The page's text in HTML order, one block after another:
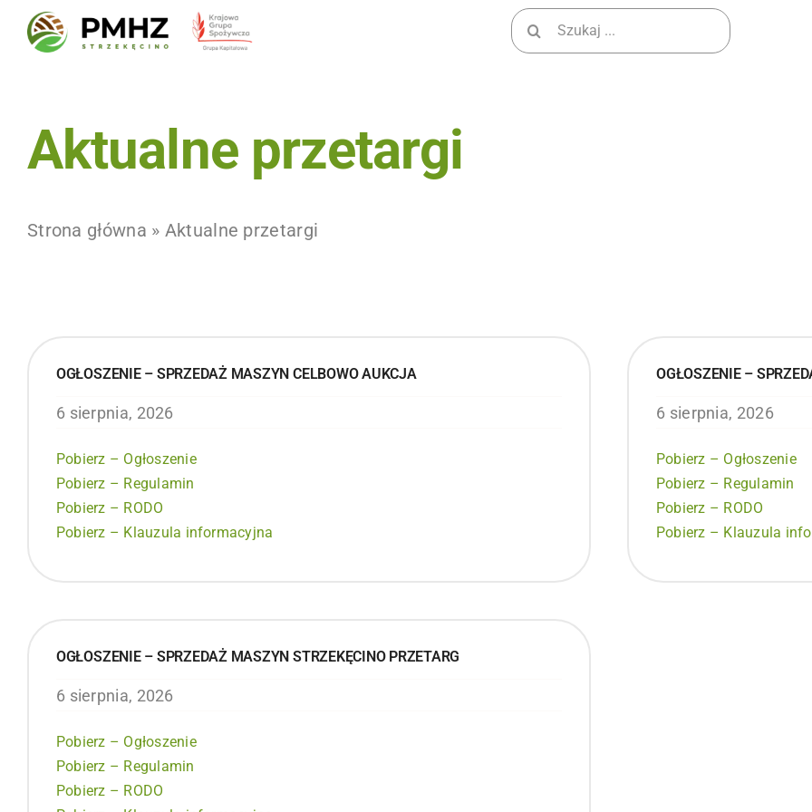
Skip
Wyszukiwanie
dla:
Aktualne przetargi
Strona główna » Aktualne przetargi
OGŁOSZENIE – SPRZEDAŻ MASZYN CELBOWO AUKCJA
6 sierpnia, 2026
Pobierz – Ogłoszenie
Pobierz – Regulamin
Pobierz – RODO
Pobierz – Klauzula informacyjna
OGŁOSZENIE –
6 sierpnia, 2026
Pobierz – Ogłoszenie
Pobierz – Regulamin
Pobierz – RODO
Pobierz – Klauzula
OGŁOSZENIE – SPRZEDAŻ MASZYN STRZEKĘCINO PRZETARG
6 sierpnia, 2026
Pobierz – Ogłoszenie
Pobierz – Regulamin
Pobierz – RODO